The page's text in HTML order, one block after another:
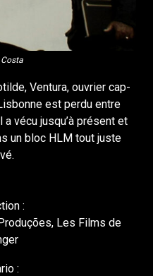
Ventura, ouvrier cap-
est perdu entre
a vécu jusqu’à présent et
un bloc HLM tout juste
:
Les Films de
: